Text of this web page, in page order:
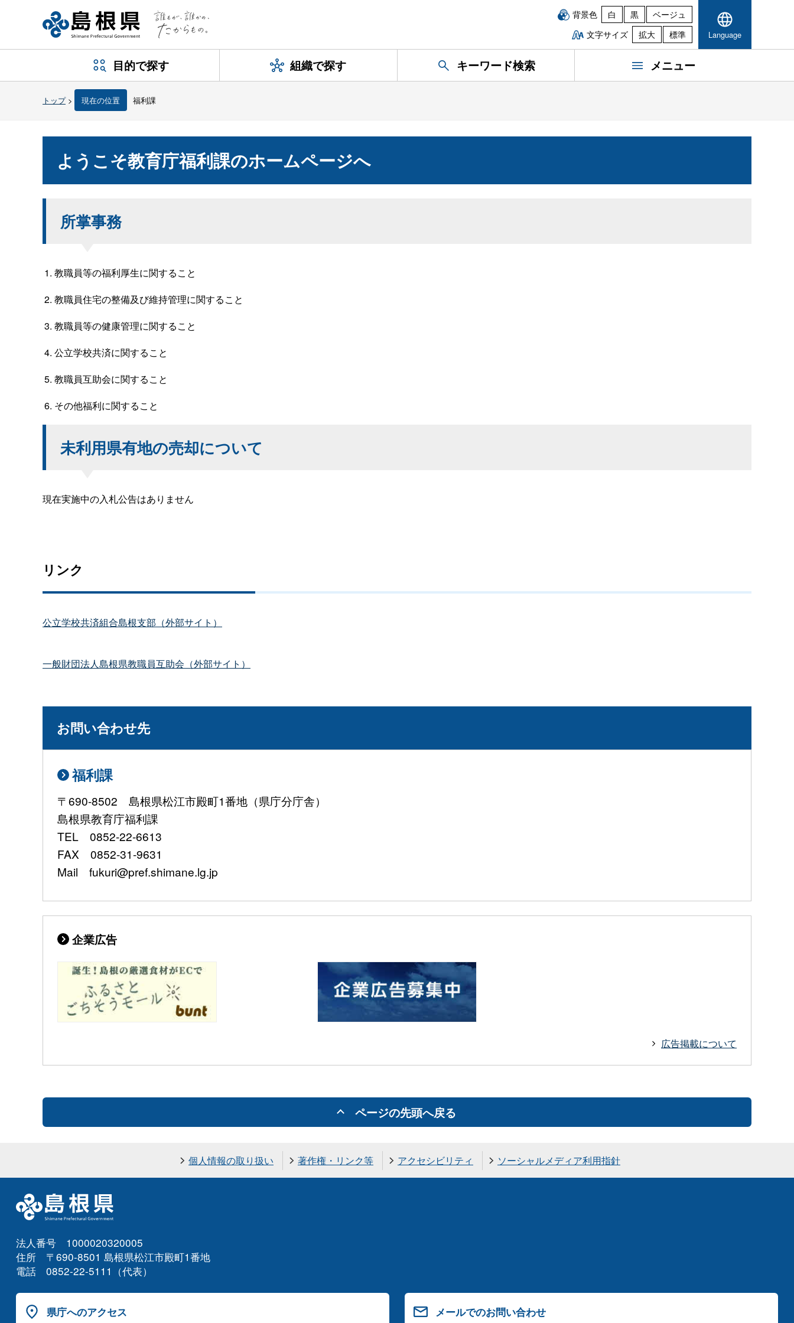
背景色 白 黒
ベージュ
文字サイズ
拡大 標準 Language
目的で探す 組織で探す キーワード検索 メニュー
トップ> 現在の位置 福利課
ようこそ教育庁福利課のホームページへ
所掌事務
教職員等の福利厚生に関すること
教職員住宅の整備及び維持管理に関すること
教職員等の健康管理に関すること
公立学校共済に関すること
教職員互助会に関すること
その他福利に関すること
未利用県有地の売却について
現在実施中の入札公告はありません
リンク
公立学校共済組合島根支部（外部サイト）
一般財団法人島根県教職員互助会（外部サイト）
お問い合わせ先
福利課
〒690-8502 島根県松江市殿町1番地（県庁分庁舎）
島根県教育庁福利課
TEL 0852-22-6613
FAX 0852-31-9631
Mail fukuri@pref.shimane.lg.jp
企業広告
広告掲載について
ページの先頭へ戻る
個人情報の取り扱い 著作権・リンク等 アクセシビリティ ソーシャルメディア利用指針
法人番号 1000020320005
住所 〒690-8501 島根県松江市殿町1番地
電話 0852-22-5111（代表）
県庁へのアクセス メールでのお問い合わせ